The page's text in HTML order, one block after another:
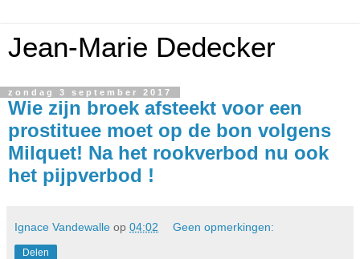
Jean-Marie Dedecker
zondag 3 september 2017
Wie zijn broek afsteekt voor een
prostituee moet op de bon volgens
Milquet! Na het rookverbod nu ook
het pijpverbod !
Ignace Vandewalle op 04:02 Geen opmerkingen:
Delen